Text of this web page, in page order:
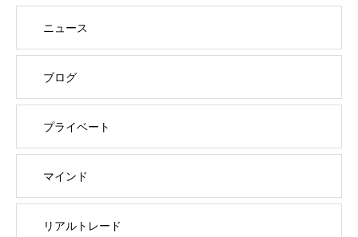
ニュース
ブログ
プライベート
マインド
リアルトレード